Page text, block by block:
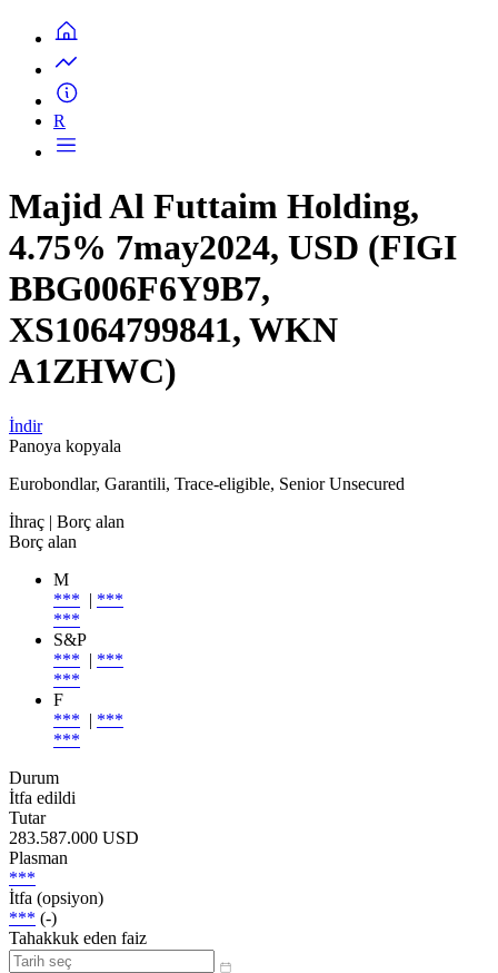
R
Majid Al Futtaim Holding,
4.75% 7may2024, USD (FIGI
BBG006F6Y9B7,
XS1064799841, WKN
A1ZHWC)
İndir
Panoya kopyala
Eurobondlar, Garantili, Trace-eligible, Senior Unsecured
İhraç | Borç alan
Borç alan
M
*** | ***
***
S&P
*** | ***
***
F
*** | ***
***
Durum
İtfa edildi
Tutar
283.587.000 USD
Plasman
***
İtfa (opsiyon)
*** (-)
Tahakkuk eden faiz